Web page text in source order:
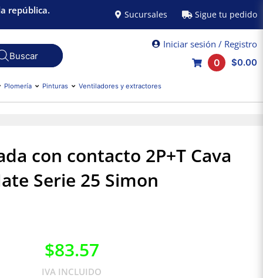
república. Sucursales Sigue tu pedido
Iniciar sesión / Registro
0
$0.00
Plomería Pinturas Ventiladores y extractores
con contacto 2P+T Cava
Serie 25 Simon
$83.57
IVA INCLUIDO